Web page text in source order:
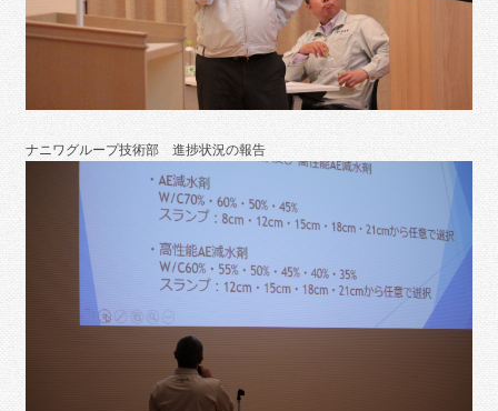
ナニワグループ技術部 進捗状況の報告